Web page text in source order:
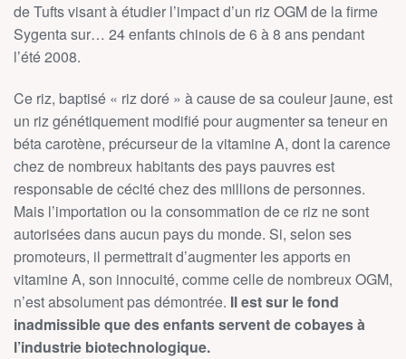
de Tufts visant à étudier l’impact d’un riz OGM de la firme
Sygenta sur… 24 enfants chinois de 6 à 8 ans pendant
l’été 2008.
Ce riz, baptisé « riz doré » à cause de sa couleur jaune, est
un riz génétiquement modifié pour augmenter sa teneur en
béta carotène, précurseur de la vitamine A, dont la carence
chez de nombreux habitants des pays pauvres est
responsable de cécité chez des millions de personnes.
Mais l’importation ou la consommation de ce riz ne sont
autorisées dans aucun pays du monde. Si, selon ses
promoteurs, il permettrait d’augmenter les apports en
vitamine A, son innocuité, comme celle de nombreux OGM,
n’est absolument pas démontrée. Il est sur le fond
inadmissible que des enfants servent de cobayes à
l’industrie biotechnologique.